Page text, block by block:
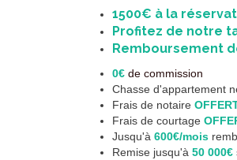
1500€ à la
Profitez de notre
Remboursement
0€ de commission
Chasse d'appartement
Frais de notaire
Frais de courtage
Jusqu'à 600€/mois
Remise jusqu'à 50 000€